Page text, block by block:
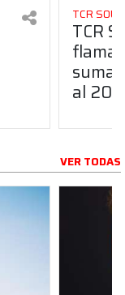
TCR
TCR
suma
al
VER TODAS